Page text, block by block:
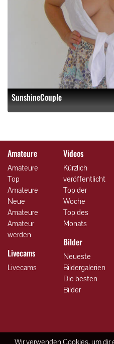
SunshineCouple
Amateure
Amateure
Top
Amateure
Neue
Amateure
Amateur
werden
Livecams
Livecams
Videos
Kürzlich
veröffentlicht
Top der
Woche
Top des
Monats
Bilder
Neueste
Bildergalerien
Die besten
Bilder
Wir verwenden Cookies, um